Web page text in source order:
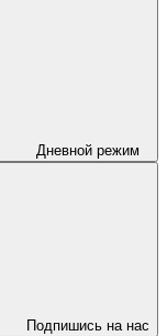
Дневной режим
Подпишись на нас